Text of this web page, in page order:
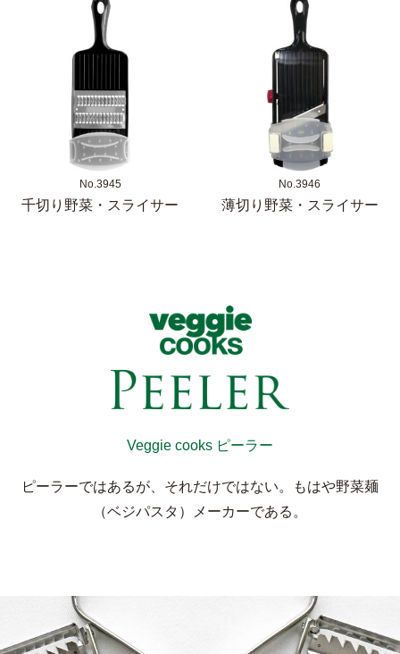
No.3945
千切り野菜・スライサー
No.3946
薄切り野菜・スライサー
Veggie cooks ピーラー
ピーラーではあるが、それだけではない。もはや野菜麺
（ベジパスタ）メーカーである。